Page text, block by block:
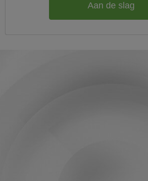
Aan de slag